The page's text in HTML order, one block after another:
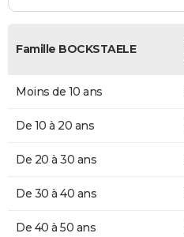
Famille BOCKSTAELE
Moins de 10 ans
De 10 à 20 ans
De 20 à 30 ans
De 30 à 40 ans
De 40 à 50 ans